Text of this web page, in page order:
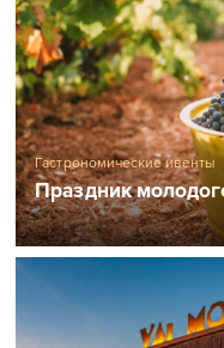
Гастрономические ивенты
Праздник